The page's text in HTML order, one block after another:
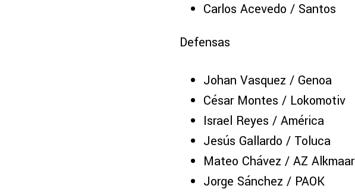
Carlos Acevedo / Santos
Defensas
Johan Vasquez / Genoa
César Montes / Lokomotiv
Israel Reyes / América
Jesús Gallardo / Toluca
Mateo Chávez / AZ Alkmaar
Jorge Sánchez / PAOK